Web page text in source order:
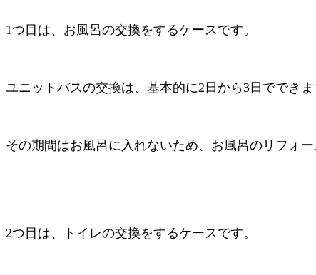
1つ目は、お風呂の交換をするケースです。
ユニットバスの交換は、基本的に2 日から3 日でできま
その期間はお風呂に入れないため、お風呂のリフォ
2つ目は、トイレの交換をするケースです。